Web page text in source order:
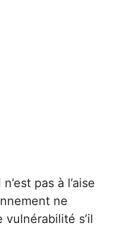
pas à l’aise
ne
s’il